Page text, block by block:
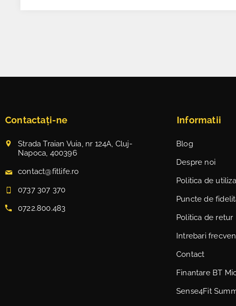
Contactați-ne
Strada Traian Vuia, nr 124A, Cluj-
Napoca, 400396
contact@fitlife.ro
0737 307 370
0722.800.483
Informatii
Blog
Despre noi
Politica de
Puncte de
Politica de retur
Intrebari
Contact
Finantare BT
Sense4Fit